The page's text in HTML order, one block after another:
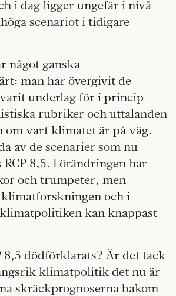
i dag ligger ungefär i nivå
scenariot i tidigare
något ganska
man har övergivit de
underlag för i princip
rubriker och uttalanden
om vart klimatet är på väg.
av de scenarier som nu
RCP 8,5. Förändringen har
och trumpeter, men
och i
kan knappast
8,5 dödförklarats? Är det tack
klimatpolitik det nu är
skräckprognoserna bakom